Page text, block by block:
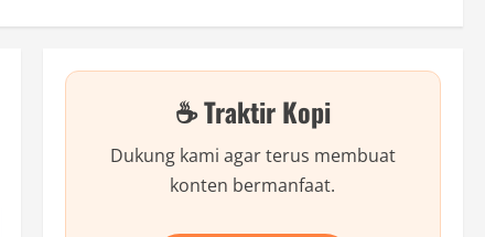
☕ Traktir Kopi
Dukung kami agar terus membuat
konten bermanfaat.